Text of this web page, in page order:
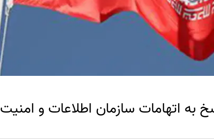
به اتهامات سازمان اطلاعات و امنیت